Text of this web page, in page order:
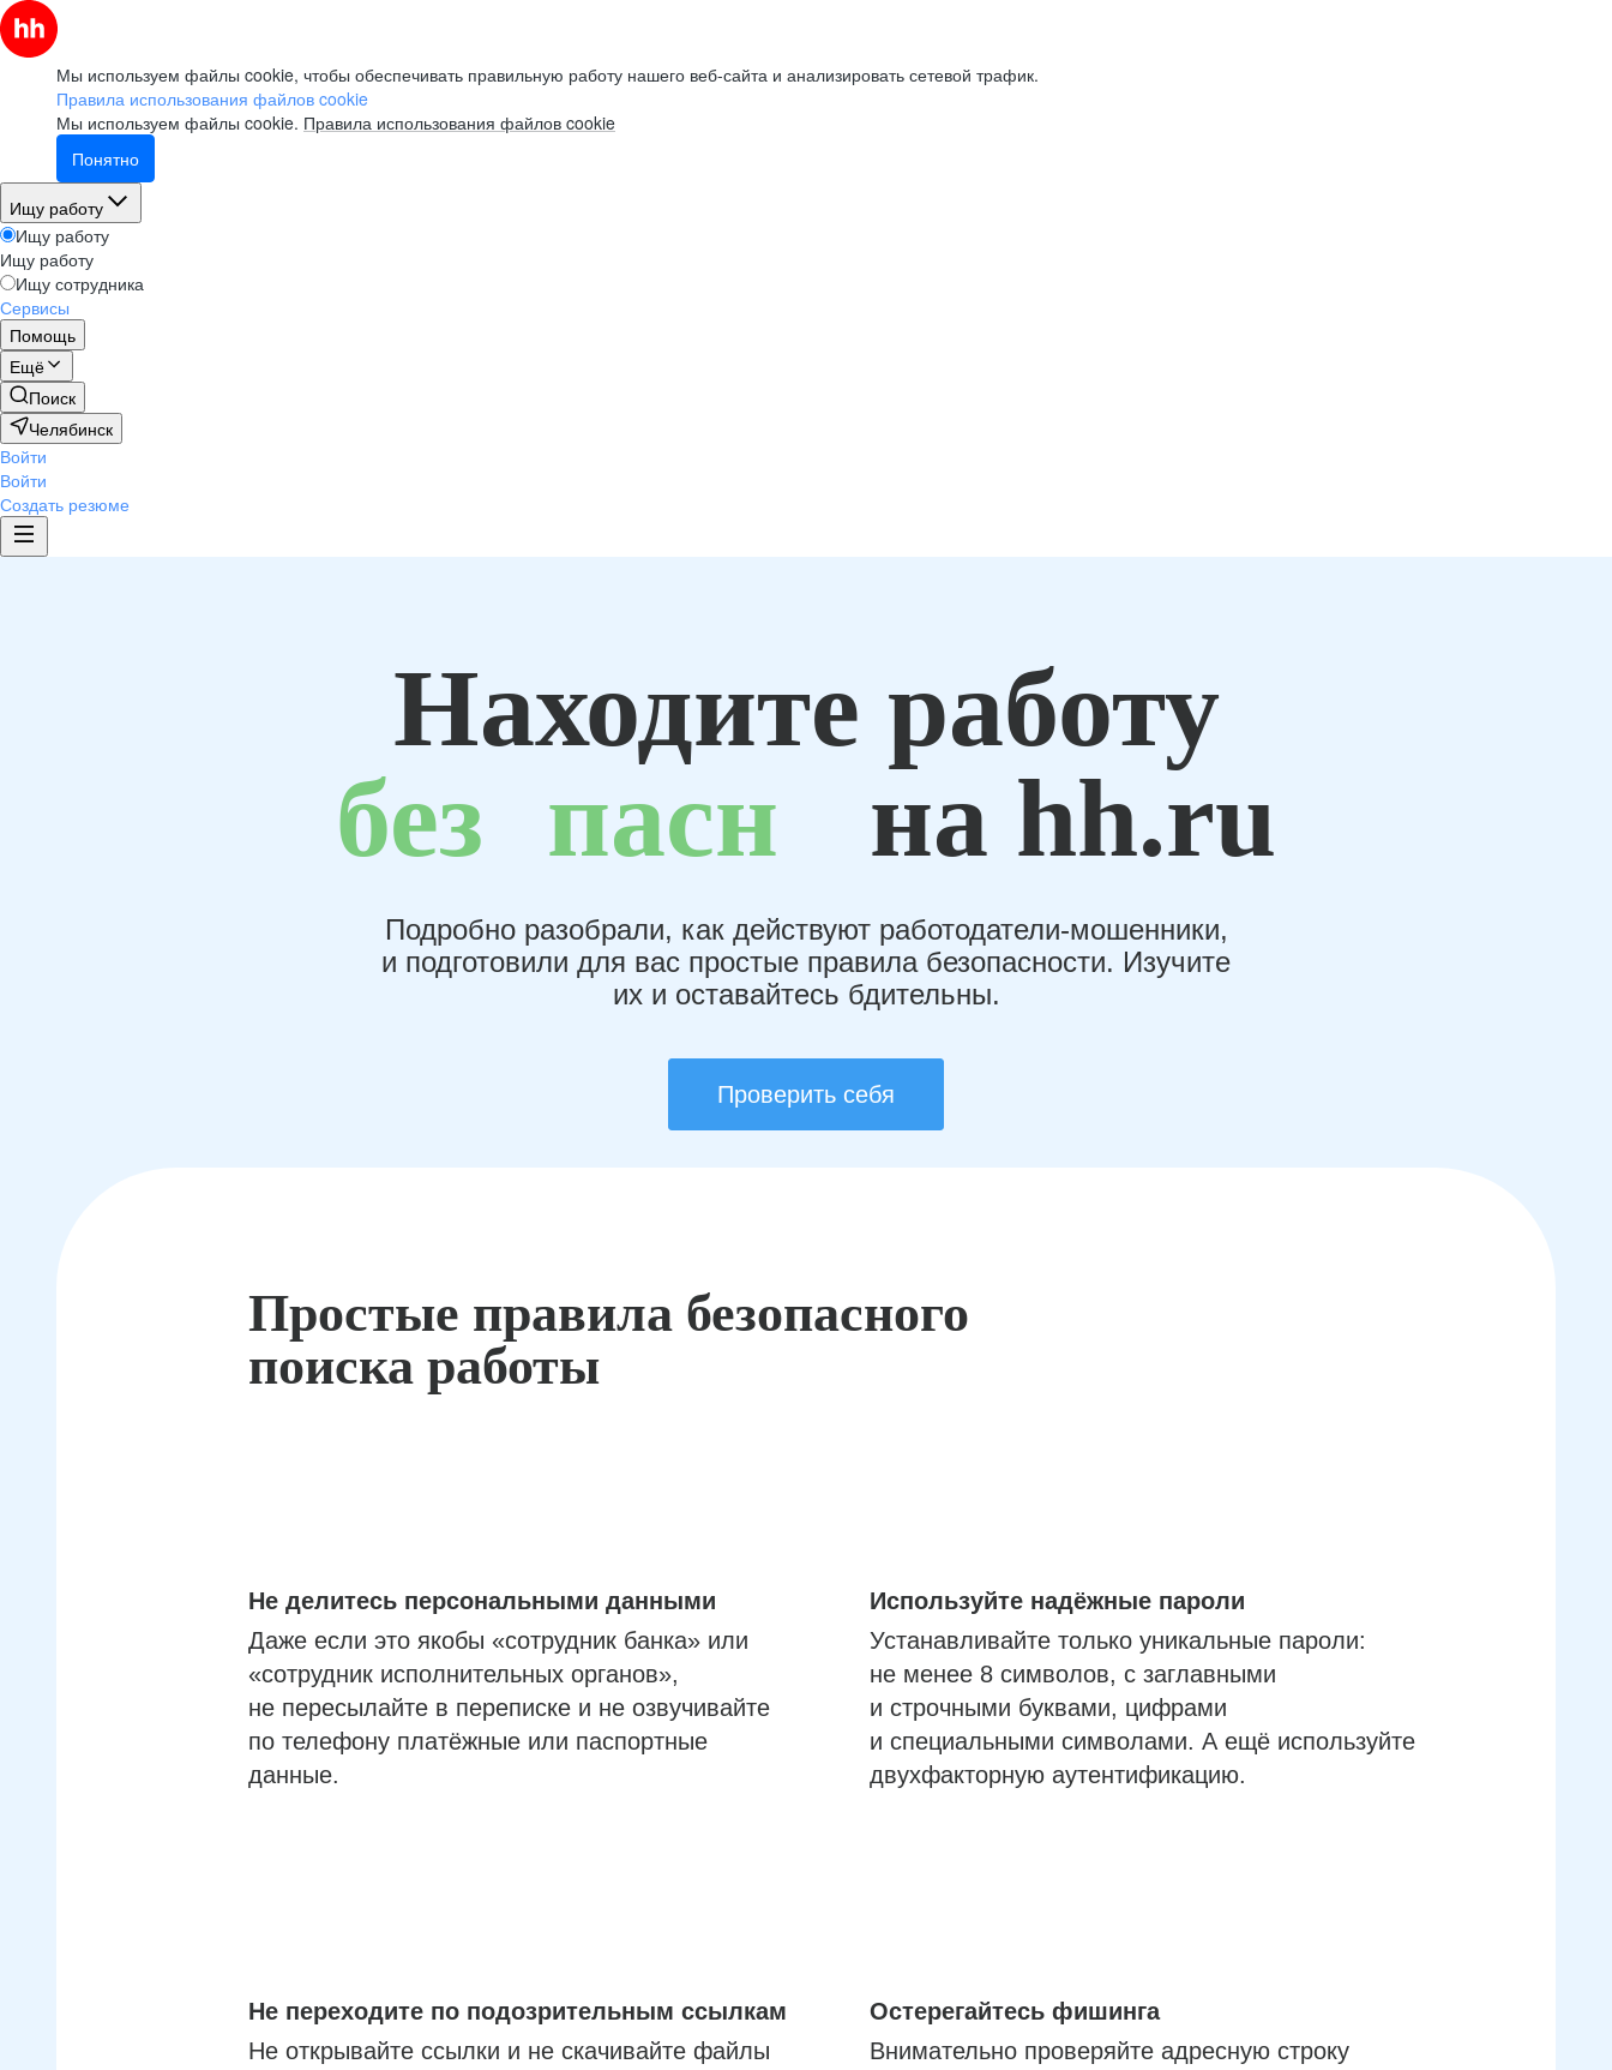
Мы используем файлы cookie, чтобы обеспечивать правильную работу нашего веб-сайта и анализировать сетевой трафик.
Правила использования файлов cookie
Мы используем файлы cookie. Правила использования файлов cookie
Понятно
Ищу работу
Ищу работу
Ищу работу
Ищу сотрудника
Сервисы
Помощь
Ещё
Поиск
Челябинск
Войти
Войти
Создать резюме
Находите работу
без пасн на hh.ru
Подробно разобрали, как действуют работодатели-мошенники,
и подготовили для вас простые правила безопасности. Изучите
их и оставайтесь бдительны.
Проверить себя
Простые правила безопасного
поиска работы
Не делитесь персональными данными
Даже если это якобы «сотрудник банка» или
«сотрудник исполнительных органов»,
не пересылайте в переписке и не озвучивайте
по телефону платёжные или паспортные
данные.
Используйте надёжные пароли
Устанавливайте только уникальные пароли:
не менее 8 символов, с заглавными
и строчными буквами, цифрами
и специальными символами. А ещё используйте
двухфакторную аутентификацию.
Не переходите по подозрительным ссылкам
Не открывайте ссылки и не скачивайте файлы
Остерегайтесь фишинга
Внимательно проверяйте адресную строку